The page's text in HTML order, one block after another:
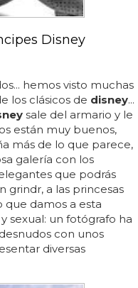
Disney
hemos visto muchas
los clásicos de disney...
sale del armario y le
están muy buenos,
más de lo que parece,
galería con los
que podrás
grindr, a las princesas
que damos a esta
sexual: un fotógrafo ha
con unos
diversas